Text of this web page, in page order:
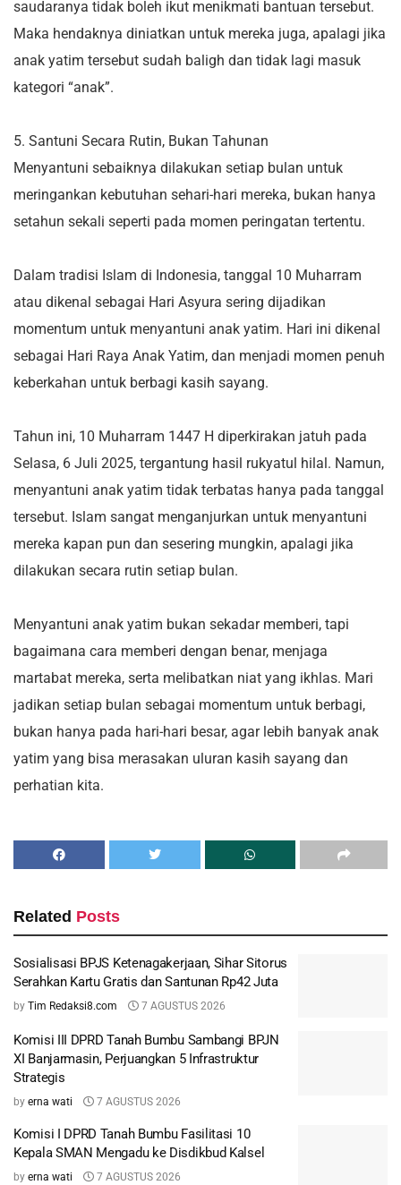
saudaranya tidak boleh ikut menikmati bantuan tersebut.
Maka hendaknya diniatkan untuk mereka juga, apalagi jika
anak yatim tersebut sudah baligh dan tidak lagi masuk
kategori “anak”.
5. Santuni Secara Rutin, Bukan Tahunan
Menyantuni sebaiknya dilakukan setiap bulan untuk
meringankan kebutuhan sehari-hari mereka, bukan hanya
setahun sekali seperti pada momen peringatan tertentu.
Dalam tradisi Islam di Indonesia, tanggal 10 Muharram
atau dikenal sebagai Hari Asyura sering dijadikan
momentum untuk menyantuni anak yatim. Hari ini dikenal
sebagai Hari Raya Anak Yatim, dan menjadi momen penuh
keberkahan untuk berbagi kasih sayang.
Tahun ini, 10 Muharram 1447 H diperkirakan jatuh pada
Selasa, 6 Juli 2025, tergantung hasil rukyatul hilal. Namun,
menyantuni anak yatim tidak terbatas hanya pada tanggal
tersebut. Islam sangat menganjurkan untuk menyantuni
mereka kapan pun dan sesering mungkin, apalagi jika
dilakukan secara rutin setiap bulan.
Menyantuni anak yatim bukan sekadar memberi, tapi
bagaimana cara memberi dengan benar, menjaga
martabat mereka, serta melibatkan niat yang ikhlas. Mari
jadikan setiap bulan sebagai momentum untuk berbagi,
bukan hanya pada hari-hari besar, agar lebih banyak anak
yatim yang bisa merasakan uluran kasih sayang dan
perhatian kita.
Related Posts
Sosialisasi BPJS Ketenagakerjaan, Sihar Sitorus
Serahkan Kartu Gratis dan Santunan Rp42 Juta
by Tim Redaksi8.com 7 AGUSTUS 2026
Komisi III DPRD Tanah Bumbu Sambangi BPJN
XI Banjarmasin, Perjuangkan 5 Infrastruktur
Strategis
by erna wati 7 AGUSTUS 2026
Komisi I DPRD Tanah Bumbu Fasilitasi 10
Kepala SMAN Mengadu ke Disdikbud Kalsel
by erna wati 7 AGUSTUS 2026